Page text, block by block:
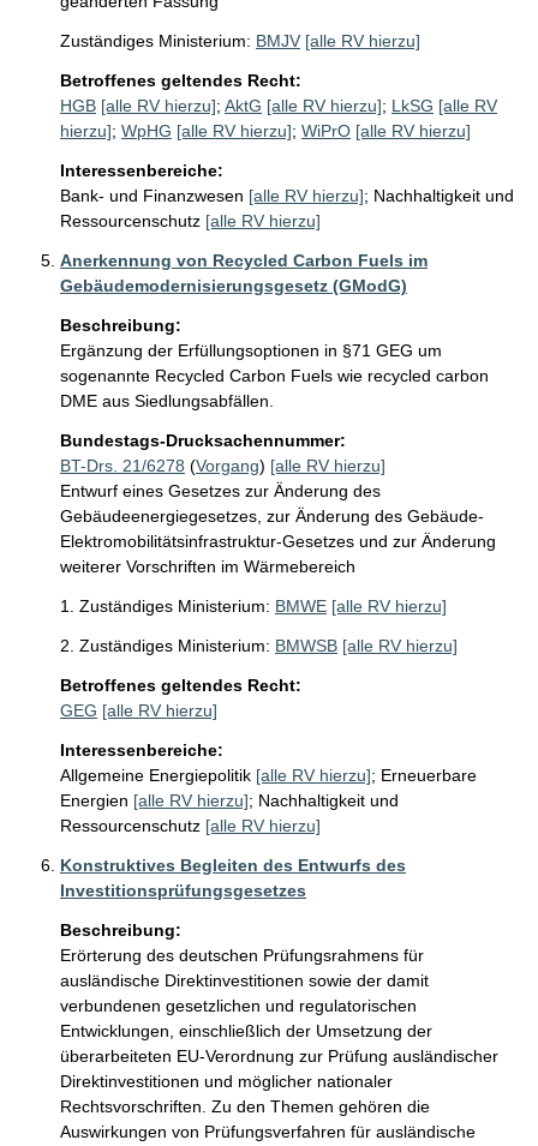
Zuständiges Ministerium: BMJV [alle RV hierzu]
Betroffenes geltendes Recht:
HGB [alle RV hierzu]; AktG [alle RV hierzu]; LkSG [alle RV
hierzu]; WpHG [alle RV hierzu]; WiPrO [alle RV hierzu]
Interessenbereiche:
Bank- und Finanzwesen [alle RV hierzu]; Nachhaltigkeit und
Ressourcenschutz [alle RV hierzu]
Anerkennung von Recycled Carbon Fuels im
Gebäudemodernisierungsgesetz (GModG)
Beschreibung:
Ergänzung der Erfüllungsoptionen in §71 GEG um
sogenannte Recycled Carbon Fuels wie recycled carbon
DME aus Siedlungsabfällen.
Bundestags-Drucksachennummer:
BT-Drs. 21/6278 (Vorgang) [alle RV hierzu]
Entwurf eines Gesetzes zur Änderung des
Gebäudeenergiegesetzes, zur Änderung des Gebäude-
Elektromobilitätsinfrastruktur-Gesetzes und zur Änderung
weiterer Vorschriften im Wärmebereich
1. Zuständiges Ministerium: BMWE [alle RV hierzu]
2. Zuständiges Ministerium: BMWSB [alle RV hierzu]
Betroffenes geltendes Recht:
GEG [alle RV hierzu]
Interessenbereiche:
Allgemeine Energiepolitik [alle RV hierzu]; Erneuerbare
Energien [alle RV hierzu]; Nachhaltigkeit und
Ressourcenschutz [alle RV hierzu]
Konstruktives Begleiten des Entwurfs des
Investitionsprüfungsgesetzes
Beschreibung:
Erörterung des deutschen Prüfungsrahmens für
ausländische Direktinvestitionen sowie der damit
verbundenen gesetzlichen und regulatorischen
Entwicklungen, einschließlich der Umsetzung der
überarbeiteten EU-Verordnung zur Prüfung ausländischer
Direktinvestitionen und möglicher nationaler
Rechtsvorschriften. Zu den Themen gehören die
Auswirkungen von Prüfungsverfahren für ausländische